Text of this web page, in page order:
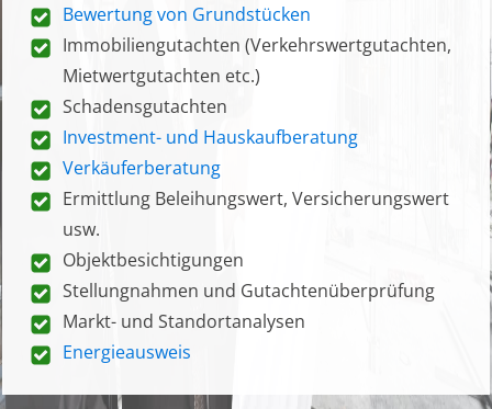
Bewertung von Grundstücken
Immobiliengutachten (Verkehrswertgutachten,
Mietwertgutachten etc.)
Schadensgutachten
Investment- und Hauskaufberatung
Verkäuferberatung
Ermittlung Beleihungswert, Versicherungswert
usw.
Objektbesichtigungen
Stellungnahmen und Gutachtenüberprüfung
Markt- und Standortanalysen
Energieausweis